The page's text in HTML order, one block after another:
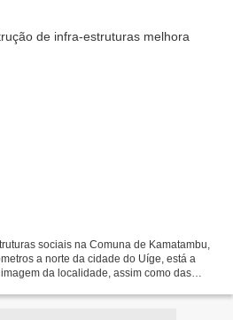
sociais na Comuna de Kamatambu,
a norte da cidade do Uíge, está a
da localidade, assim como das